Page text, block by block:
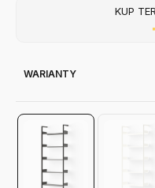
KUP
WARIANTY